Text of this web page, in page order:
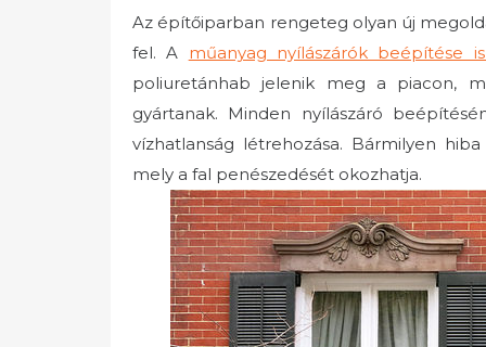
Az építőiparban rengeteg olyan új
fel. A műanyag nyílászárók beépítése
poliuretánhab jelenik meg a piacon,
gyártanak. Minden nyílászáró
vízhatlanság létrehozása. Bármilyen
mely a fal penészedését okozhatja.